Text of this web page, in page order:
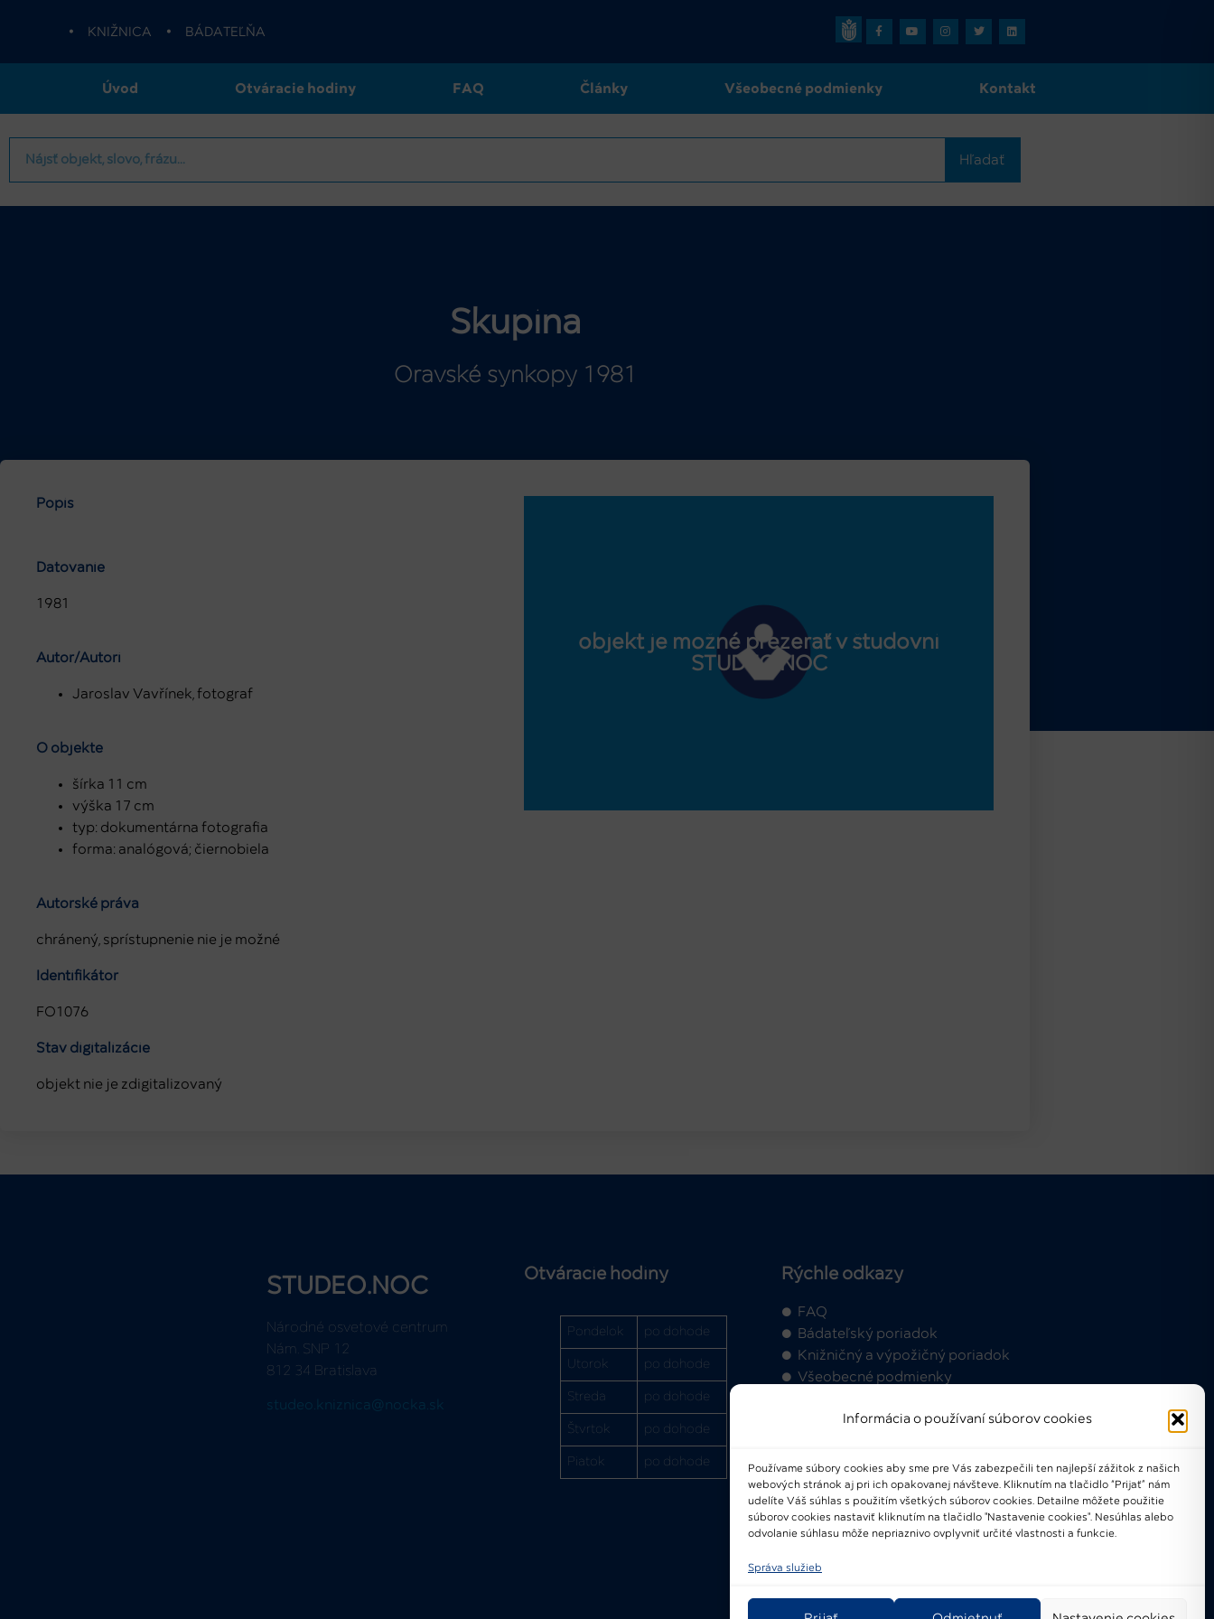
Informácia o používaní súborov cookies
Používame súbory cookies aby sme pre Vás zabezpečili ten najlepší zážitok z našich
webových stránok aj pri ich opakovanej návšteve. Kliknutím na tlačidlo “Prijať” nám
udelíte Váš súhlas s použitím všetkých súborov cookies. Detailne môžete použitie
súborov cookies nastaviť kliknutím na tlačidlo "Nastavenie cookies". Nesúhlas alebo
odvolanie súhlasu môže nepriaznivo ovplyvniť určité vlastnosti a funkcie.
Správa služieb
• KNIŽNICA • BÁDATEĽŇA
Úvod Otváracie hodiny FAQ Články Všeobecné podmienky Kontakt
Hľadať
Skupina
Oravské synkopy 1981
Popis
Datovanie
1981
Autor/Autori
Jaroslav Vavřínek, fotograf
O objekte
šírka 11 cm
výška 17 cm
typ: dokumentárna fotografia
forma: analógová; čiernobiela
Autorské práva
chránený, sprístupnenie nie je možné
Identifikátor
FO1076
Stav digitalizácie
objekt nie je zdigitalizovaný
objekt je možné prezerať v študovni
STUDEO.NOC
STUDEO.NOC
Národné osvetové centrum
Nám. SNP 12
812 34 Bratislava
studeo.kniznica@nocka.sk
Otváracie hodiny
Pondelok po dohode
Utorok po dohode
Streda po dohode
Štvrtok po dohode
Piatok po dohode
Rýchle odkazy
FAQ
Bádateľský poriadok
Knižničný a výpožičný poriadok
Všeobecné podmienky
2021-2024 © Národné osvetové
centrum